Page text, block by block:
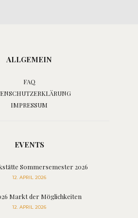
ALLGEMEIN
FAQ
IMPRESSUM
EVENTS
Sommersemester 2026
12. APRIL 2026
Markt der Möglichkeiten
12. APRIL 2026